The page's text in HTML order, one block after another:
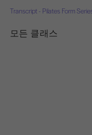
Transcript - Pilates Form
모든 클래스